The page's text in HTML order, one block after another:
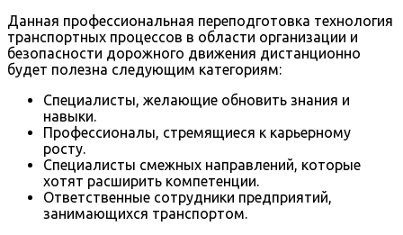
Данная профессиональная переподготовка технология
транспортных процессов в области организации и
безопасности дорожного движения дистанционно
будет полезна следующим категориям:
Специалисты, желающие обновить знания и
навыки.
Профессионалы, стремящиеся к карьерному
росту.
Специалисты смежных направлений, которые
хотят расширить компетенции.
Ответственные сотрудники предприятий,
занимающихся транспортом.